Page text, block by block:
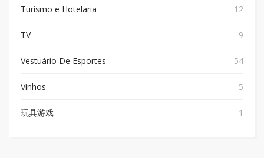
Turismo e Hotelaria 12
TV 9
Vestuário De Esportes 54
Vinhos 5
玩具游戏 1